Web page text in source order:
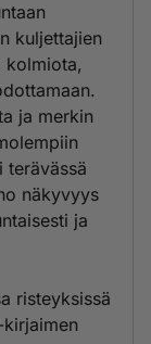
kuljettajien
kolmiota,
ja merkin
terävässä
näkyvyys
ja
risteyksissä